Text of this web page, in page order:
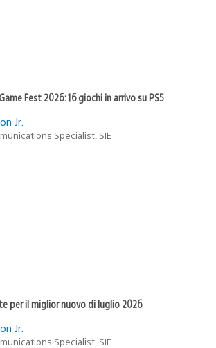
Fest 2026: 16 giochi in arrivo su PS5
Jr.
Specialist, SIE
per il miglior nuovo di luglio 2026
Jr.
Specialist, SIE